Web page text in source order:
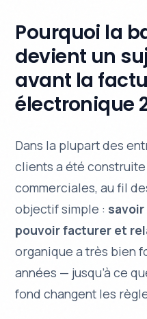
Pourquoi la
devient un
avant la
électronique
Dans la plupart des
clients a été
commerciales, au fil
objectif simple : savoir
pouvoir facturer et
organique a très bien
années — jusqu’à ce
fond changent les